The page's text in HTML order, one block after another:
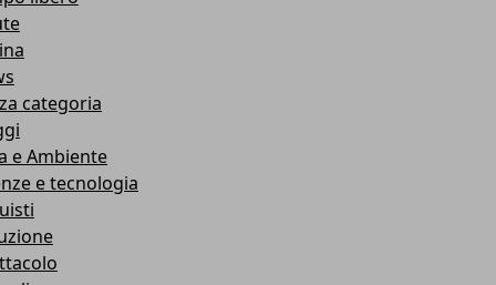
categoria
e Ambiente
e tecnologia